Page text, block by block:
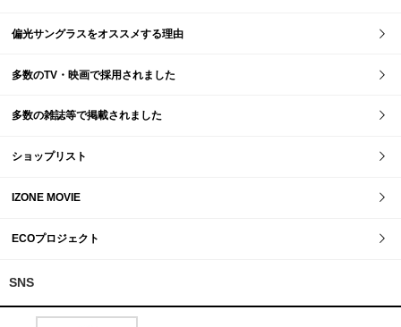
偏光サングラスをオススメする理由
多数のTV・映画で採用されました
多数の雑誌等で掲載されました
ショップリスト
IZONE MOVIE
ECOプロジェクト
SNS